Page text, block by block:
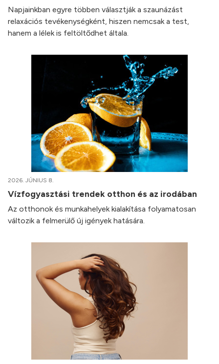
Napjainkban egyre többen választják a szaunázást
relaxációs tevékenységként, hiszen nemcsak a test,
hanem a lélek is feltöltődhet általa.
2026. JÚNIUS 8.
Vízfogyasztási trendek otthon és az irodában
Az otthonok és munkahelyek kialakítása folyamatosan
változik a felmerülő új igények hatására.